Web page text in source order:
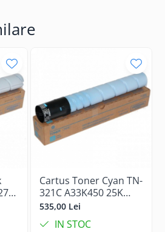
Cartus Toner Cyan TN-
321C A33K450 25K
Original Konica
535,00 Lei
IN STOC